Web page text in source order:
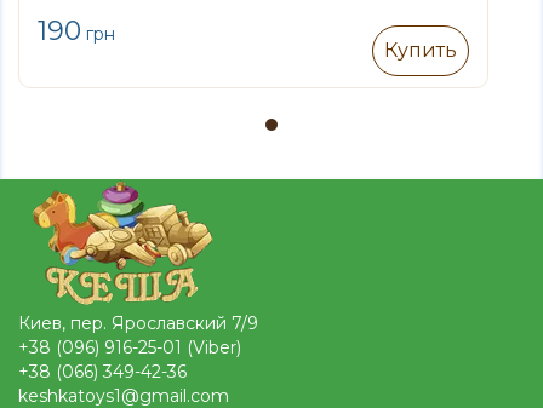
190 грн
Купить
Киев, пер. Ярославский 7/9
+38 (096) 916-25-01 (Viber)
+38 (066) 349-42-36
keshkatoys1@gmail.com